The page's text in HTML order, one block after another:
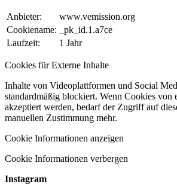
Anbieter:
www.vemission.org
Cookiename:
_pk_id.1.a7ce
Laufzeit:
1 Jahr
Cookies für Externe Inhalte
Inhalte von Videoplattformen und Social
standardmäßig blockiert. Wenn Cookies von
akzeptiert werden, bedarf der Zugriff auf
manuellen Zustimmung mehr.
Cookie Informationen anzeigen
Cookie Informationen verbergen
Instagram